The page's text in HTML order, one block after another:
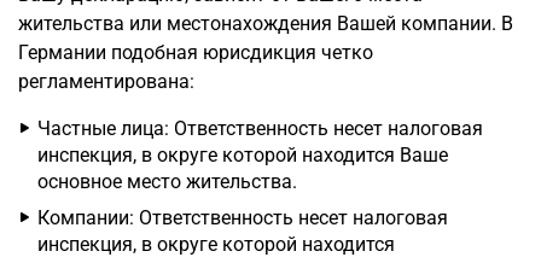
жительства или местонахождения Вашей компании. В
Германии подобная юрисдикция четко
регламентирована:
Частные лица: Ответственность несет налоговая
инспекция, в округе которой находится Ваше
основное место жительства.
Компании: Ответственность несет налоговая
инспекция, в округе которой находится